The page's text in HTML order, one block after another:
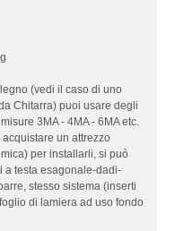
(vedi il caso di uno
Chitarra) puoi usare degli
3MA - 4MA - 6MA etc.
un attrezzo
per installarli, si può
a testa esagonale-dadi-
stesso sistema (inserti
di lamiera ad uso fondo